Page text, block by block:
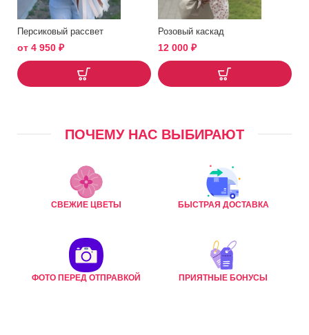
Персиковый рассвет
от 4 950 ₽
Розовый каскад
12 000 ₽
ПОЧЕМУ НАС ВЫБИРАЮТ
СВЕЖИЕ ЦВЕТЫ БЫСТРАЯ ДОСТАВКА
ФОТО ПЕРЕД ОТПРАВКОЙ ПРИЯТНЫЕ БОНУСЫ